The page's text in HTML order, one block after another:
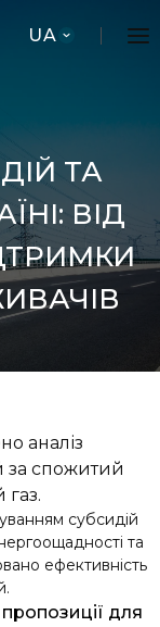
UA
ТА
ВІД
аналіз
за спожитий
субсидій
та
ефективність
для